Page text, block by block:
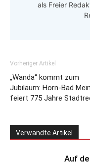
als Freier
Vorheriger Artikel
„Wanda“ kommt zum
Jubiläum: Horn-Bad
feiert 775 Jahre
Verwandte Artikel
Auf